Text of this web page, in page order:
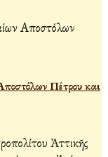
Πέτρου και